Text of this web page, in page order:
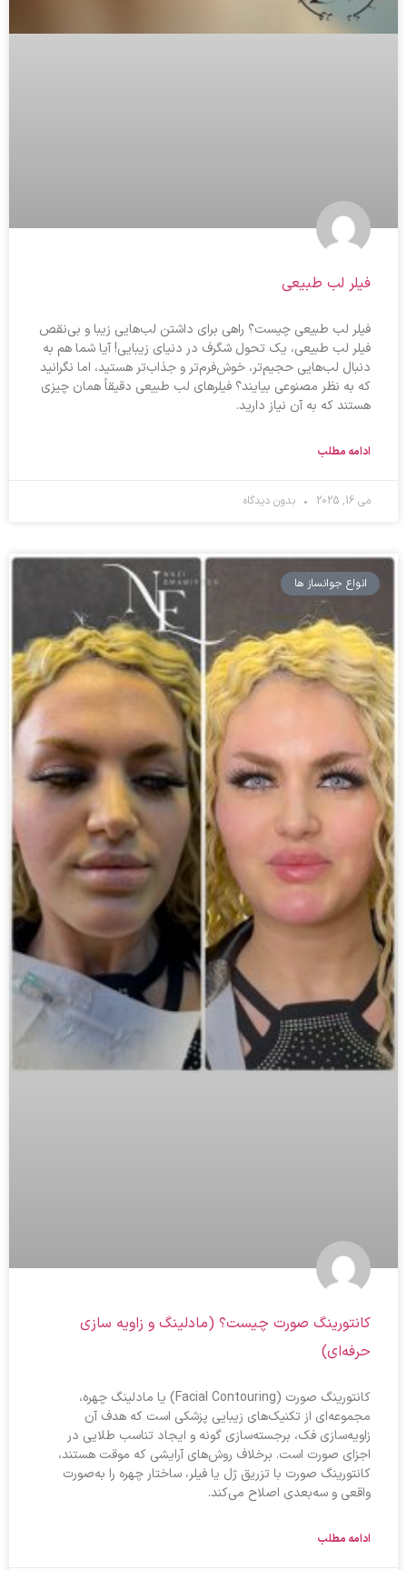
فیلر لب طبیعی
فیلر لب طبیعی چیست؟ راهی برای داشتن لب‌هایی زیبا و بی‌نقص
فیلر لب طبیعی، یک تحول شگرف در دنیای زیبایی! آیا شما هم به
دنبال لب‌هایی حجیم‌تر، خوش‌فرم‌تر و جذاب‌تر هستید، اما نگرانید
که به نظر مصنوعی بیایند؟ فیلرهای لب طبیعی دقیقاً همان چیزی
هستند که به آن نیاز دارید.
ادامه مطلب
می 16, 2025 بدون دیدگاه
انواع جوانساز ها
کانتورینگ صورت چیست؟ (مادلینگ و زاویه سازی
حرفه‌ای)
کانتورینگ صورت (Facial Contouring) یا مادلینگ چهره،
مجموعه‌ای از تکنیک‌های زیبایی پزشکی است که هدف آن
زاویه‌سازی فک، برجسته‌سازی گونه و ایجاد تناسب طلایی در
اجزای صورت است. برخلاف روش‌های آرایشی که موقت هستند،
کانتورینگ صورت با تزریق ژل یا فیلر، ساختار چهره را به‌صورت
واقعی و سه‌بعدی اصلاح می‌کند.
ادامه مطلب